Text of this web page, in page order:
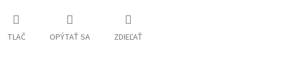
TLAČ OPÝTAŤ SA ZDIEĽAŤ